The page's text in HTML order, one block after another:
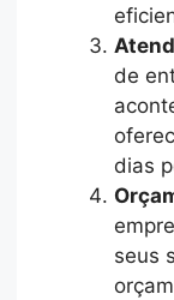
de
dias
seus